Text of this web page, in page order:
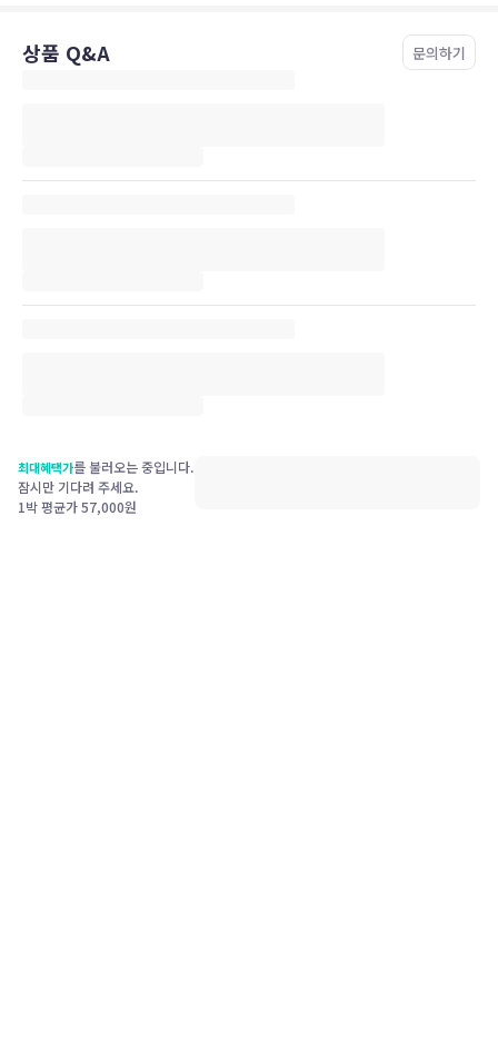
상품 Q&A 문의하기
최대혜택가를 불러오는 중입니다.
잠시만 기다려 주세요.
1박 평균가57,000원